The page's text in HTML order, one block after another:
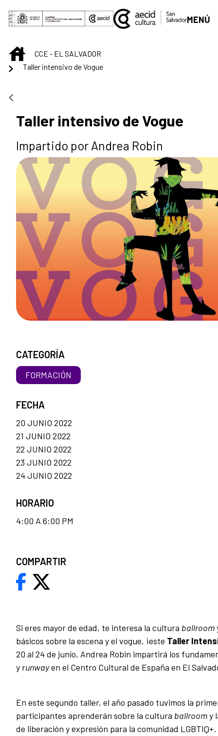
Saltar al contenido principal
MENÚ
INICIOCCE - EL SALVADOR
Taller intensivo de Vogue
Taller intensivo de Vogue
Impartido por Andrea Robin
Si eres mayor de edad, te interesa la cultura ballroom
básicos sobre la escena y el vogue, ¡este Taller
20 al 24 de junio, Andrea Robin impartirá los
y runwayen el Centro Cultural de España en El
En este segundo taller, el año pasado tuvimos la
participantes aprenderán sobre la cultura ballroomy
de liberación y expresión para la comunidad
CATEGORÍA
FORMACIÓN
FECHA
20 JUNIO 2022
21 JUNIO 2022
22 JUNIO 2022
23 JUNIO 2022
24 JUNIO 2022
HORARIO
4:00 A 6:00 PM
COMPARTIR